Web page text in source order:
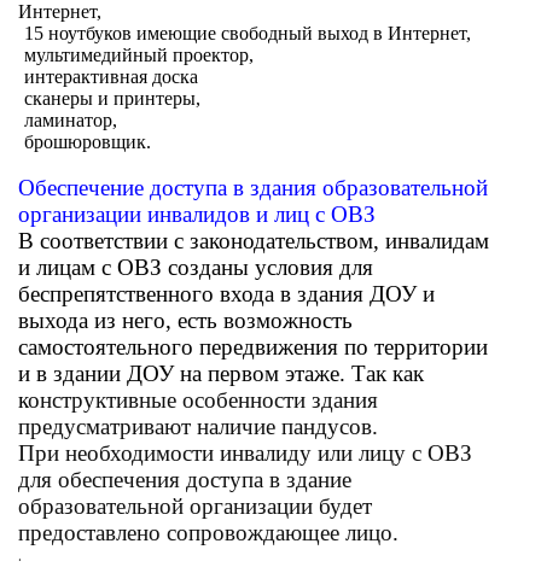
Интернет,
15 ноутбуков имеющие свободный выход в Интернет,
мультимедийный проектор,
интерактивная доска
сканеры и принтеры,
ламинатор,
брошюровщик.
Обеспечение доступа в здания образовательной
организации инвалидов и лиц с ОВЗ
В соответствии с законодательством, инвалидам
и лицам с ОВЗ созданы условия для
беспрепятственного входа в здания ДОУ и
выхода из него, есть возможность
самостоятельного передвижения по территории
и в здании ДОУ на первом этаже. Так как
конструктивные особенности здания
предусматривают наличие пандусов.
При необходимости инвалиду или лицу с ОВЗ
для обеспечения доступа в здание
образовательной организации будет
предоставлено сопровождающее лицо.
.